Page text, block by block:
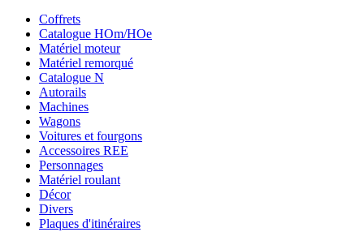
Coffrets
Catalogue HOm/HOe
Matériel moteur
Matériel remorqué
Catalogue N
Autorails
Machines
Wagons
Voitures et fourgons
Accessoires REE
Personnages
Matériel roulant
Décor
Divers
Plaques d'itinéraires